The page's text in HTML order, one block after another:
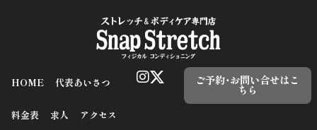
HOME 代表あいさつ
料金表 求人 アクセス
ご予約･お問い合せはこ
ちら